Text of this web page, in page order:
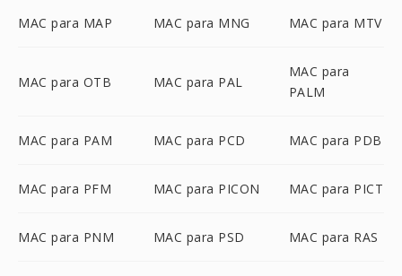
MAC para MAP MAC para MNG MAC para MTV
MAC para OTB MAC para PAL
MAC para
PALM
MAC para PAM MAC para PCD MAC para PDB
MAC para PFM MAC para PICON MAC para PICT
MAC para PNM MAC para PSD MAC para RAS